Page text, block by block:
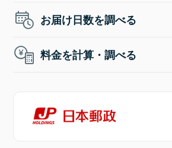
お届け日数を調べる
料金を計算・調べる